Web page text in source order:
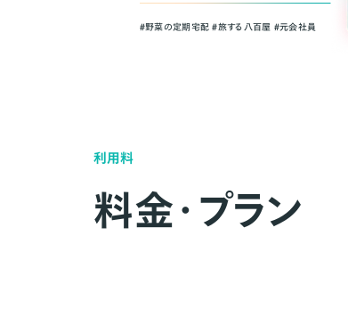
＃野菜の定期宅配 ＃旅する八百屋 ＃元会社員
利用料
料金・プラン